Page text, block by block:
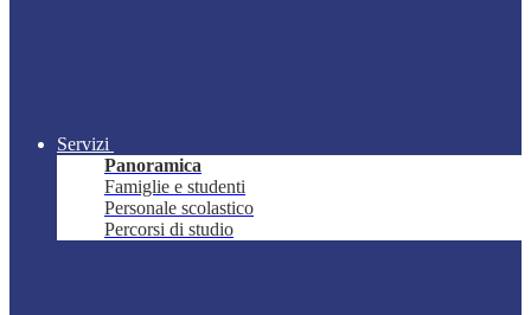
Servizi
Panoramica
Famiglie e studenti
Personale scolastico
Percorsi di studio